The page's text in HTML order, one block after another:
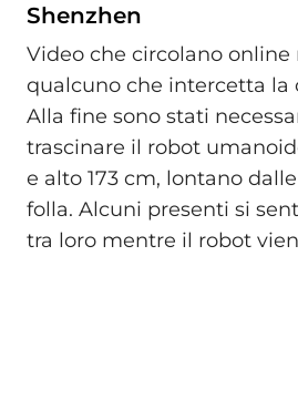
Shenzhen
Video che circolano online
qualcuno che intercetta la
Alla fine sono stati
trascinare il robot
e alto 173 cm, lontano
folla. Alcuni presenti si
tra loro mentre il robot